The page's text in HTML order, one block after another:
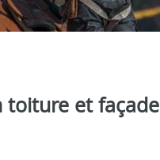
toiture et façade